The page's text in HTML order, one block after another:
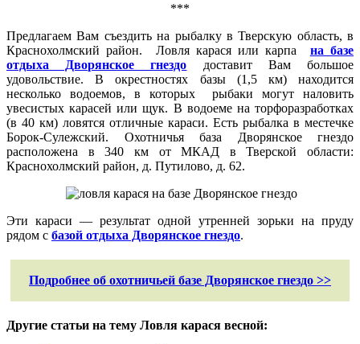
***
Предлагаем Вам съездить на рыбалку в Тверскую область, в
Краснохолмский район. Ловля карася или карпа на базе
отдыха Дворянское гнездо доставит Вам большое
удовольствие. В окрестностях базы (1,5 км) находится
несколько водоемов, в которых рыбаки могут наловить
увесистых карасей или щук. В водоеме на торфоразработках
(в 40 км) ловятся отличные караси. Есть рыбалка в местечке
Борок-Сулежский. Охотничья база Дворянское гнездо
расположена в 340 км от МКАД в Тверской области:
Краснохолмский район, д. Путилово, д. 62.
Эти караси — результат одной утренней зорьки на пруду
рядом с базой отдыха Дворянское гнездо.
Подробнее об охотничьей базе Дворянское гнездо >>
Другие статьи на тему Ловля карася весной: